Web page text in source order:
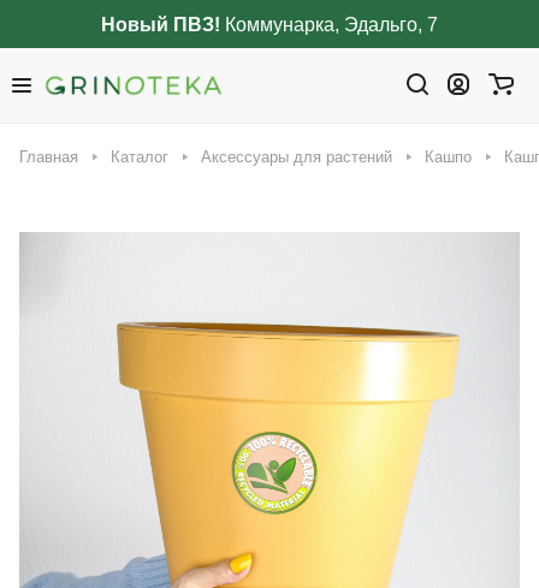
Новый ПВЗ! Коммунарка, Эдальго, 7
Главная Каталог Аксессуары для растений Кашпо